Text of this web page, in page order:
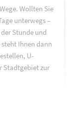
Wollten Sie
unterwegs –
Stunde und
Ihnen dann
U-
Stadtgebiet zur